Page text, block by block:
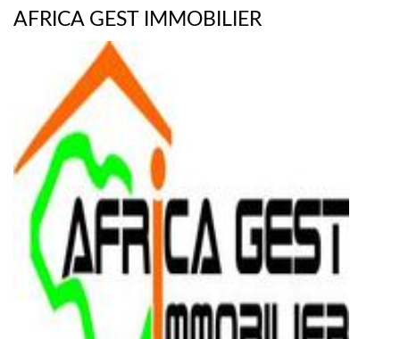
AFRICA GEST IMMOBILIER